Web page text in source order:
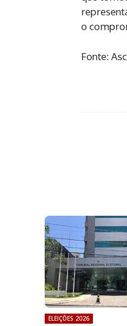
o
Fonte:
ELEIÇÕES 2026